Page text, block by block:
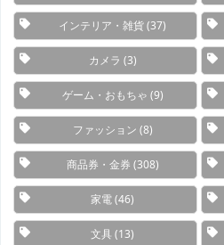
インテリア・雑貨(37)
カメラ (3)
ゲーム・おもちゃ (9)
ファッション (8)
商品券・金券 (308)
家電(46)
文具 (13)